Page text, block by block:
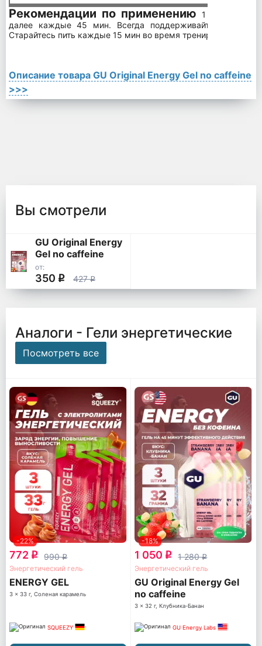
Рекомендации по применению 1 порция за
далее каждые 45 мин. Всегда поддерживайте уровень
Старайтесь пить каждые 15 мин во время тренировки.
Описание товара GU Original Energy Gel no caffeine
>>>
Вы смотрели
GU Original Energy
Gel no caffeine
от:
350 q 427q
Аналоги - Гели энергетические
Посмотреть все
-22%
772 q 990q
Энергетический гель
ENERGY GEL
3 x 33 г, Соленая карамель
SQUEEZY
-18%
1 050 q 1 280q
Энергетический гель
GU Original Energy Gel
no caffeine
3 x 32 г, Клубника-Банан
GU Energy Labs